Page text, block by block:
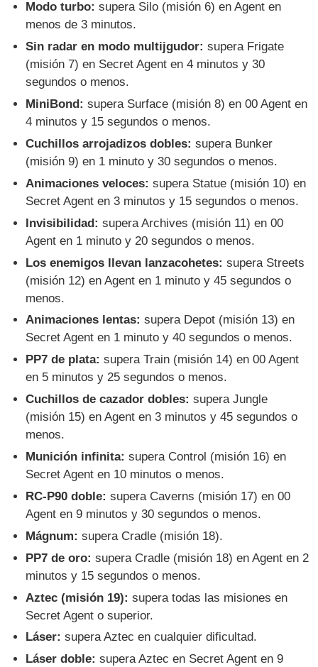
Modo turbo: supera Silo (misión 6) en Agent en
menos de 3 minutos.
Sin radar en modo multijgudor: supera Frigate
(misión 7) en Secret Agent en 4 minutos y 30
segundos o menos.
MiniBond: supera Surface (misión 8) en 00 Agent en
4 minutos y 15 segundos o menos.
Cuchillos arrojadizos dobles: supera Bunker
(misión 9) en 1 minuto y 30 segundos o menos.
Animaciones veloces: supera Statue (misión 10) en
Secret Agent en 3 minutos y 15 segundos o menos.
Invisibilidad: supera Archives (misión 11) en 00
Agent en 1 minuto y 20 segundos o menos.
Los enemigos llevan lanzacohetes: supera Streets
(misión 12) en Agent en 1 minuto y 45 segundos o
menos.
Animaciones lentas: supera Depot (misión 13) en
Secret Agent en 1 minuto y 40 segundos o menos.
PP7 de plata: supera Train (misión 14) en 00 Agent
en 5 minutos y 25 segundos o menos.
Cuchillos de cazador dobles: supera Jungle
(misión 15) en Agent en 3 minutos y 45 segundos o
menos.
Munición infinita: supera Control (misión 16) en
Secret Agent en 10 minutos o menos.
RC-P90 doble: supera Caverns (misión 17) en 00
Agent en 9 minutos y 30 segundos o menos.
Mágnum: supera Cradle (misión 18).
PP7 de oro: supera Cradle (misión 18) en Agent en 2
minutos y 15 segundos o menos.
Aztec (misión 19): supera todas las misiones en
Secret Agent o superior.
Láser: supera Aztec en cualquier dificultad.
Láser doble: supera Aztec en Secret Agent en 9